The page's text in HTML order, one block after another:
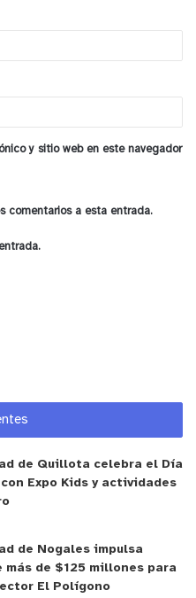
y sitio web en este navegador
comentarios a esta entrada.
de Quillota celebra el Día
Expo Kids y actividades
de Nogales impulsa
más de $125 millones para
El Polígono